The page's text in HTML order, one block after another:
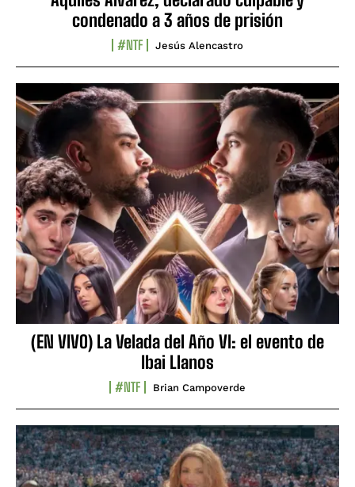
condenado a 3 años de prisión
#NTF Jesús Alencastro
(EN VIVO) La Velada del Año VI: el evento de
Ibai Llanos
#NTF Brian Campoverde